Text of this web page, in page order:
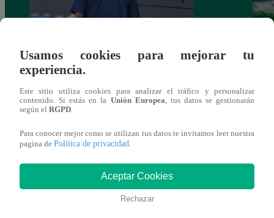
Alianza Lima: así anunció a Sergio Peña
como nuevo fichaje para el Torneo
También te puede
interesar
Usamos cookies para mejorar tu
experiencia.
Este sitio utiliza cookies para analizar el tráfico y personalizar
contenido. Si estás en la Unión Europea, tus datos se gestionarán
según el RGPD.
Para conocer mejor como se utilizan tus datos te invitamos leer nuestra
pagina de Política de privacidad.
Aceptar Cookies
Rechazar